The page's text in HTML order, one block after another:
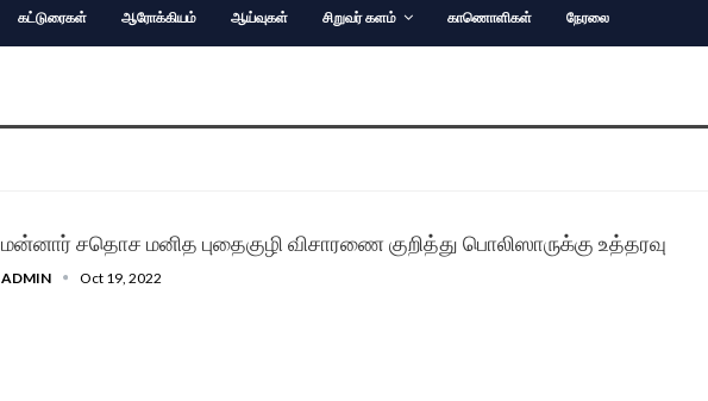
கட்டுரைகள் ஆரோக்கியம் ஆய்வுகள் சிறுவர் களம் காணொளிகள் நேரலை
மன்னார் சதொச மனித புதைகுழி விசாரணை குறித்து பொலிஸாருக்கு உத்தரவு
ADMIN Oct 19, 2022